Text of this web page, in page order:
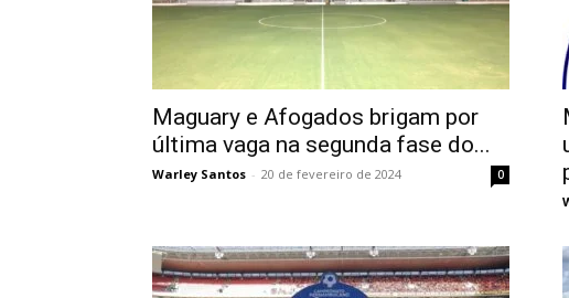
Maguary e Afogados brigam por
última vaga na segunda fase do...
Warley Santos - 20 de fevereiro de 2024 0